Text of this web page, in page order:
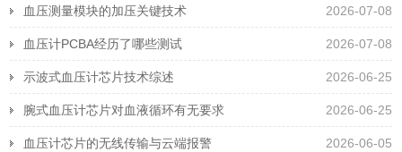
2026-07-08
血压测量模块的加压关键技术
2026-07-08
血压计PCBA经历了哪些测试
2026-06-25
示波式血压计芯片技术综述
2026-06-25
腕式血压计芯片对血液循环有无要求
2026-06-05
血压计芯片的无线传输与云端报警